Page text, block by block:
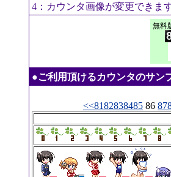
4：カウンタ画像が変更できま
無料
●ご利用頂けるカウンタのサン
<<8182838485 86 87